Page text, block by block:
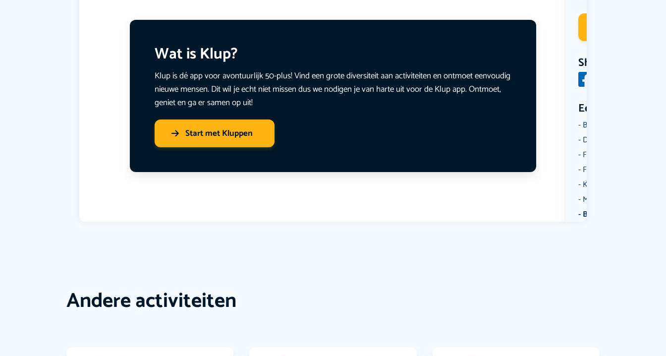
Share
Een aantal
Borrelen
Dansen
Fietsen
Film
Kunst & Cultuur
Muziek
Bekijk alle categorieën
Wat is Klup?
Klup is dé app voor avontuurlijk 50-plus! Vind een grote diversiteit aan activiteiten en ontmoet eenvoudig
nieuwe mensen. Dit wil je echt niet missen dus we nodigen je van harte uit voor de Klup app. Ontmoet,
geniet en ga er samen op uit!
Start met Kluppen
Andere activiteiten